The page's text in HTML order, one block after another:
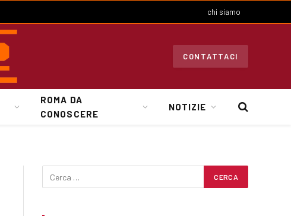
chi siamo
CONTATTACI
ROMA DA
CONOSCERE
NOTIZIE